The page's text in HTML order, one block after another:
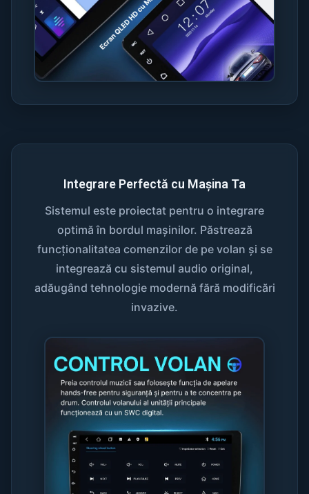
Integrare Perfectă cu Mașina Ta
Sistemul este proiectat pentru o integrare
optimă în bordul mașinilor. Păstrează
funcționalitatea comenzilor de pe volan și se
integrează cu sistemul audio original,
adăugând tehnologie modernă fără modificări
invazive.